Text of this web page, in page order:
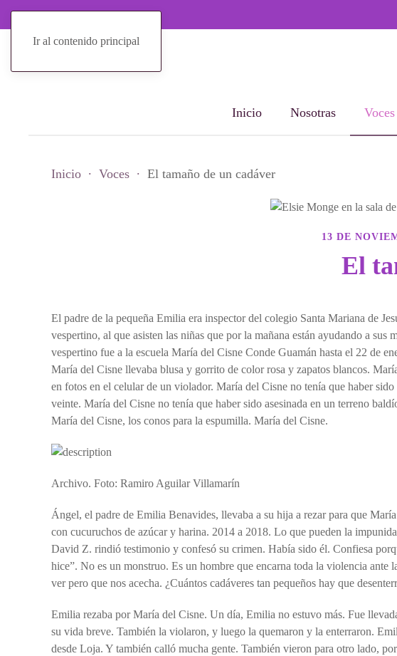
Ir al contenido principal
Inicio Nosotras Voces
Inicio Voces El tamaño de un cadáver
13 DE
El
El padre de la pequeña Emilia era inspector del colegio Santa Mariana de
vespertino, al que asisten las niñas que por la mañana están ayudando a
vespertino fue a la escuela María del Cisne Conde Guamán hasta el 22 de
María del Cisne llevaba blusa y gorrito de color rosa y zapatos blancos.
en fotos en el celular de un violador. María del Cisne no tenía que haber
veinte. María del Cisne no tenía que haber sido asesinada en un terreno
María del Cisne, los conos para la espumilla. María del Cisne.
Archivo. Foto: Ramiro Aguilar Villamarín
Ángel, el padre de Emilia Benavides, llevaba a su hija a rezar para que
con cucuruchos de azúcar y harina. 2014 a 2018. Lo que pueden la
David Z. rindió testimonio y confesó su crimen. Había sido él. Confiesa
hice”. No es un monstruo. Es un hombre que encarna toda la violencia
ver pero que nos acecha. ¿Cuántos cadáveres tan pequeños hay que
Emilia rezaba por María del Cisne. Un día, Emilia no estuvo más. Fue
su vida breve. También la violaron, y luego la quemaron y la enterraron.
desde Loja. Y también calló mucha gente. También vieron para otro lado,